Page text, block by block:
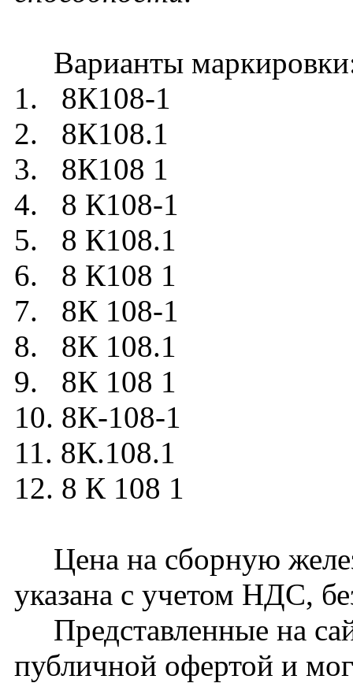
Варианты
1. 8К108-1
2. 8К108.1
3. 8К108 1
4. 8 К108-1
5. 8 К108.1
6. 8 К108 1
7. 8К 108-1
8. 8К 108.1
9. 8К 108 1
10. 8К-108-1
11. 8К.108.1
12. 8 К 108 1
Цена на сборную
указана с учетом НДС,
Представленные на
публичной офертой и